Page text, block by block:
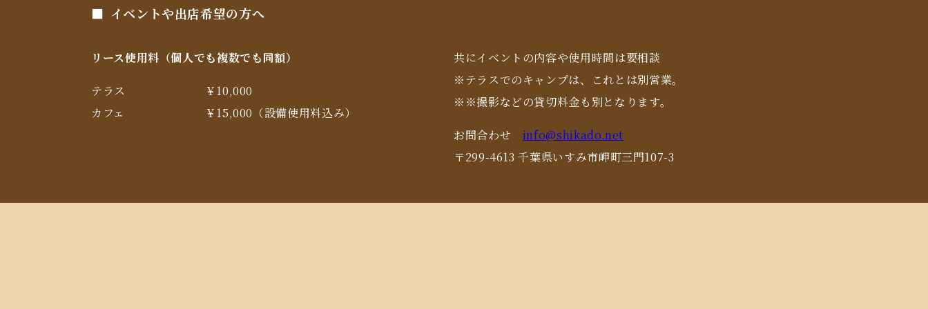
イベントや出店希望の方へ
リース使用料（個人でも複数でも同額）
テラス
￥10,000
カフェ
￥15,000（設備使用料込み）
共にイベントの内容や使用時間は要相談
※テラスでのキャンプは、これとは別営業。
※※撮影などの貸切料金も別となります。
お問合わせ info@shikado.net
〒299-4613 千葉県いすみ市岬町三門107-3